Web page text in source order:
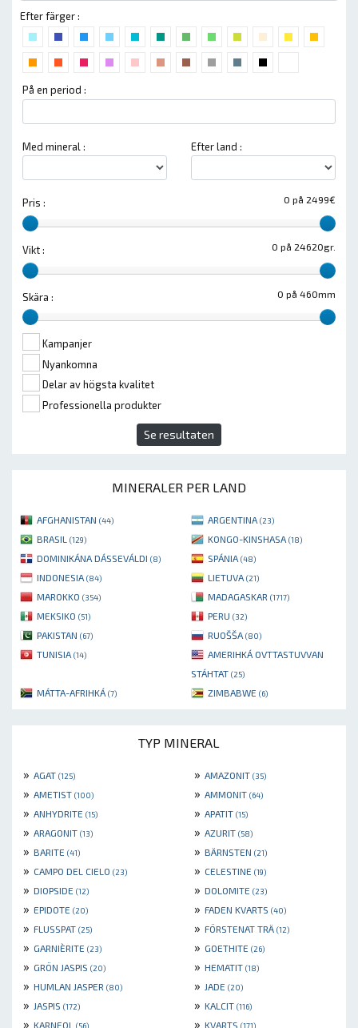
Efter färger :
På en period :
Med mineral : Efter land :
0 på 2499€
Pris :
0 på 24620gr.
Vikt :
0 på 460mm
Skära :
Kampanjer
Nyankomna
Delar av högsta kvalitet
Professionella produkter
Se resultaten
MINERALER PER LAND
AFGHANISTAN (44) ARGENTINA (23)
BRASIL (129) KONGO-KINSHASA (18)
DOMINIKÁNA DÁSSEVÁLDI (8) SPÁNIA (48)
INDONESIA (84) LIETUVA (21)
MAROKKO (354) MADAGASKAR (1717)
MEKSIKO (51) PERU (32)
PAKISTAN (67) RUOŠŠA (80)
TUNISIA (14)
AMERIHKÁ OVTTASTUVVAN
STÁHTAT (25)
MÁTTA-AFRIHKÁ (7) ZIMBABWE (6)
TYP MINERAL
» AGAT (125) » AMAZONIT (35)
» AMETIST (100) » AMMONIT (64)
» ANHYDRITE (15) » APATIT (15)
» ARAGONIT (13) » AZURIT (58)
» BARITE (41) » BÄRNSTEN (21)
» CAMPO DEL CIELO (23) » CELESTINE (19)
» DIOPSIDE (12) » DOLOMITE (23)
» EPIDOTE (20) » FADEN KVARTS (40)
» FLUSSPAT (25) » FÖRSTENAT TRÄ (12)
» GARNIÈRITE (23) » GOETHITE (26)
» GRÖN JASPIS (20) » HEMATIT (18)
» HUMLAN JASPER (80) » JADE (20)
» JASPIS (172) » KALCIT (116)
» KARNEOL (56) » KVARTS (171)